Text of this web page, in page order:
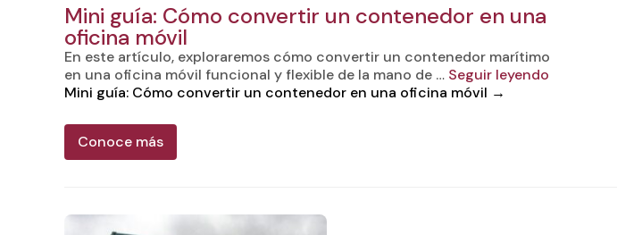
Mini guía: Cómo convertir un contenedor en una
oficina móvil
En este artículo, exploraremos cómo convertir un contenedor marítimo
en una oficina móvil funcional y flexible de la mano de … Seguir leyendo
Mini guía: Cómo convertir un contenedor en una oficina móvil →
Conoce más